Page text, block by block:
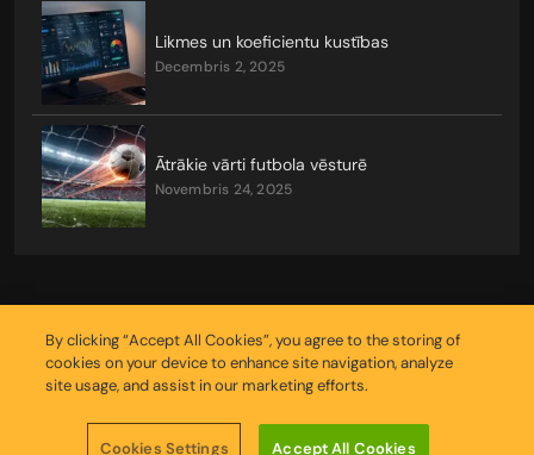
Likmes un koeficientu kustības
decembris 2, 2025
Ātrākie vārti futbola vēsturē
novembris 24, 2025
Copyright © 2026
By clicking “Accept All Cookies”, you agree to the storing of
cookies on your device to enhance site navigation, analyze
site usage, and assist in our marketing efforts.
Cookies Settings Accept All Cookies